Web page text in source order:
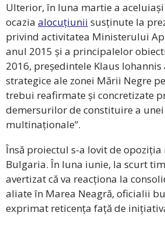
Ulterior, în luna martie a aceluiași
ocazia alocuțiunii susținute la
privind activitatea Ministerului
anul 2015 și a principalelor
2016, președintele Klaus Iohannis
strategice ale zonei Mării Negre
trebui reafirmate și concretizate
demersurilor de constituire a
multinaționale”.
Însă proiectul s-a lovit de opoziția
Bulgaria. În luna iunie, la scurt
avertizat că va reacționa la
aliate în Marea Neagră, oficialii
exprimat reticența față de